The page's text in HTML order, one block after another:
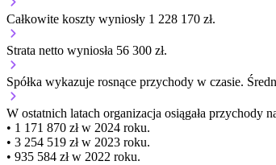
Całkowite koszty wyniosły 1 228 170 zł.
Strata netto wyniosła 56 300 zł.
Spółka wykazuje rosnące przychody w czasie.
W ostatnich latach organizacja osiągała przychody
• 1 171 870 zł w 2024 roku.
• 3 254 519 zł w 2023 roku.
• 935 584 zł w 2022 roku.